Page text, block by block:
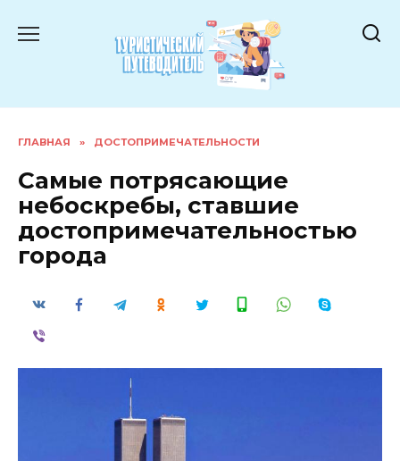
ГЛАВНАЯ » ДОСТОПРИМЕЧАТЕЛЬНОСТИ
Самые потрясающие
небоскребы, ставшие
достопримечательностью
города